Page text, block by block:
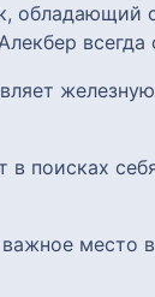
обладающий
в поисках
место